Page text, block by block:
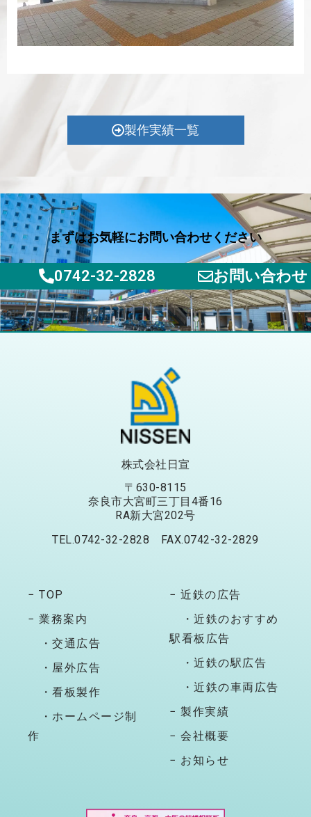
製作実績一覧
まずはお気軽にお問い合わせください
0742-32-2828 お問い合わせ
株式会社日宣
〒630-8115
奈良市大宮町三丁目4番16
RA新大宮202号
TEL.0742-32-2828 FAX.0742-32-2829
− TOP
− 業務案内
・交通広告
・屋外広告
・看板製作
・ホームページ制
作
− 近鉄の広告
・近鉄のおすすめ
駅看板広告
・近鉄の駅広告
・近鉄の車両広告
− 製作実績
− 会社概要
− お知らせ